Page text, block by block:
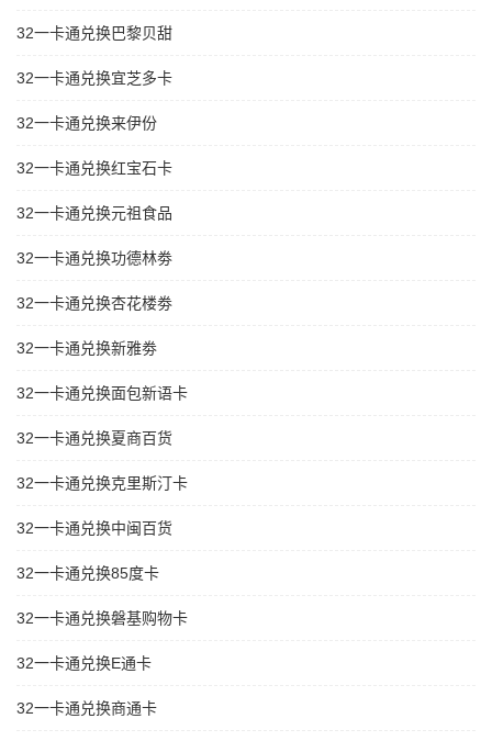
32一卡通兑换巴黎贝甜
32一卡通兑换宜芝多卡
32一卡通兑换来伊份
32一卡通兑换红宝石卡
32一卡通兑换元祖食品
32一卡通兑换功德林劵
32一卡通兑换杏花楼劵
32一卡通兑换新雅劵
32一卡通兑换面包新语卡
32一卡通兑换夏商百货
32一卡通兑换克里斯汀卡
32一卡通兑换中闽百货
32一卡通兑换85度卡
32一卡通兑换磐基购物卡
32一卡通兑换E通卡
32一卡通兑换商通卡